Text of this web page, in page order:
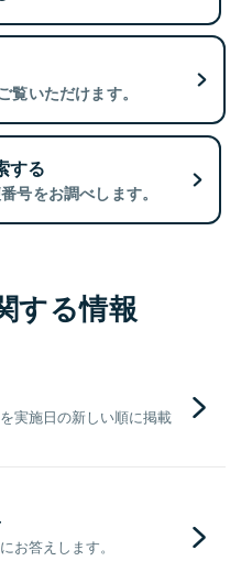
覧いただけます。
する
号をお調べします。
する情報
実施日の新しい順に掲載
お答えします。